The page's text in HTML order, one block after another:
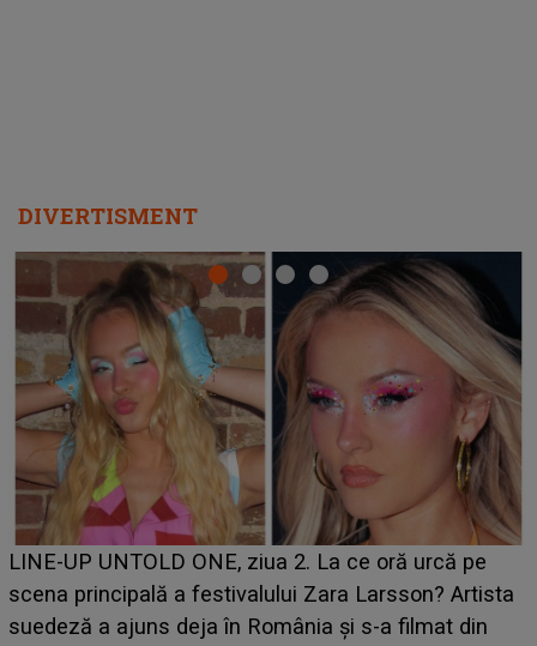
Ce a dezvăluit noua concurentă din "Casa Iubirii" l-a
luat prin surprindere pe Emanuel. CINE ESTE
BĂIATUL VIZAT de Alexandra?! Aflându-se în fața
faptului împlinit, A RECUNOSCUT IMEDIAT: "Am
avut..."